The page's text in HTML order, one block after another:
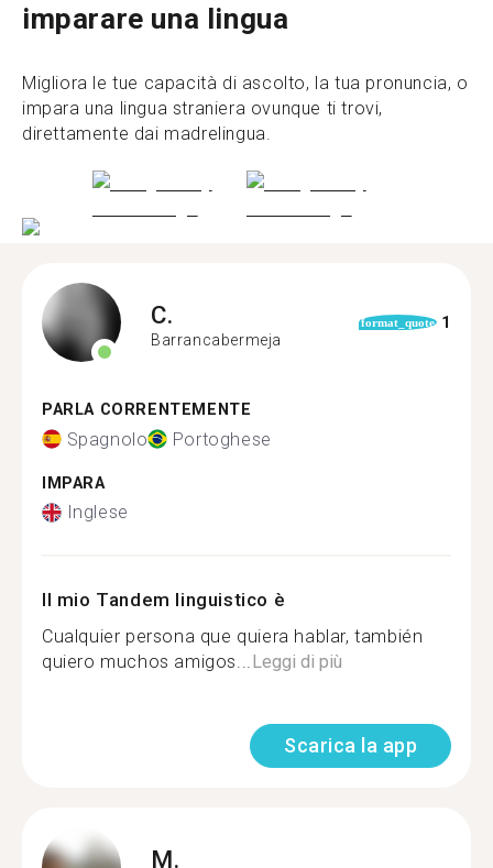
imparare una lingua
Migliora le tue capacità di ascolto, la tua pronuncia, o
impara una lingua straniera ovunque ti trovi,
direttamente dai madrelingua.
C.
Barrancabermeja
format_quote 1
PARLA CORRENTEMENTE
Spagnolo Portoghese
IMPARA
Inglese
Il mio Tandem linguistico è
Cualquier persona que quiera hablar, también
quiero muchos amigos...Leggi di più
Scarica la app
M.